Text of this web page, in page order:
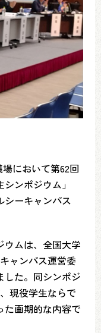
において第62回
ンポジウム」
シーキャンパス
ウムは、全国大学
ャンパス運営委
した。同シンポジ
現役学生ならで
た画期的な内容で